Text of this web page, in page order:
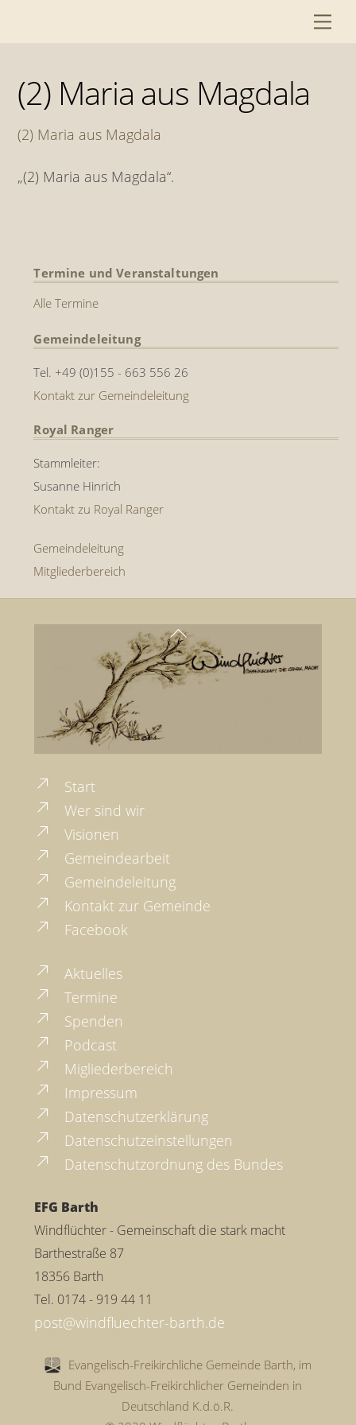
(2) Maria aus Magdala
(2) Maria aus Magdala
„(2) Maria aus Magdala“.
Termine und Veranstaltungen
Alle Termine
Gemeindeleitung
Tel. +49 (0)155 - 663 556 26
Kontakt zur Gemeindeleitung
Royal Ranger
Stammleiter:
Susanne Hinrich
Kontakt zu Royal Ranger
Gemeindeleitung
Mitgliederbereich
Back
To
Top
Start
Wer sind wir
Visionen
Gemeindearbeit
Gemeindeleitung
Kontakt zur Gemeinde
Facebook
Aktuelles
Termine
Spenden
Podcast
Migliederbereich
Impressum
Datenschutzerklärung
Datenschutzeinstellungen
Datenschutzordnung des Bundes
EFG Barth
Windflüchter - Gemeinschaft die stark macht
Barthestraße 87
18356 Barth
Tel. 0174 - 919 44 11
Evangelisch-Freikirchliche Gemeinde Barth, im
Bund Evangelisch-Freikirchlicher Gemeinden in
Deutschland K.d.ö.R.